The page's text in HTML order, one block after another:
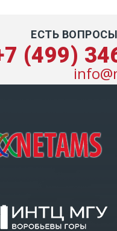
ЕСТЬ
(499)